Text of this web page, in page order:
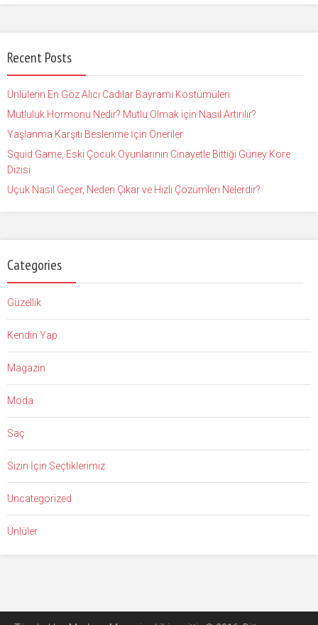
Recent Posts
Ünlülerin En Göz Alıcı Cadılar Bayramı Kostümüleri
Mutluluk Hormonu Nedir? Mutlu Olmak için Nasıl Artırılır?
Yaşlanma Karşıtı Beslenme İçin Öneriler
Squid Game, Eski Çocuk Oyunlarının Cinayetle Bittiği Güney Kore
Dizisi
Uçuk Nasıl Geçer, Neden Çıkar ve Hızlı Çözümleri Nelerdir?
Categories
Güzellik
Kendin Yap
Magazin
Moda
Saç
Sizin İçin Seçtiklerimiz
Uncategorized
Ünlüler